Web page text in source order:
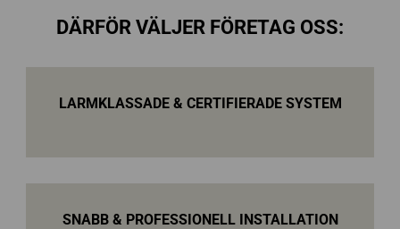
DÄRFÖR VÄLJER FÖRETAG OSS:
LARMKLASSADE & CERTIFIERADE SYSTEM
SNABB & PROFESSIONELL INSTALLATION